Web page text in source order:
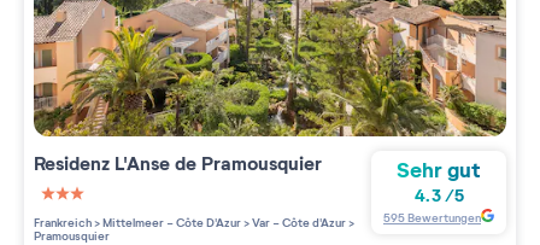
Residenz L'Anse de Pramousquier
3 étoiles sur 5
Frankreich>Mittelmeer - Côte D'Azur>Var - Côte d'Azur>
Pramousquier
Sehr gut
4.3/5
595Bewertungen